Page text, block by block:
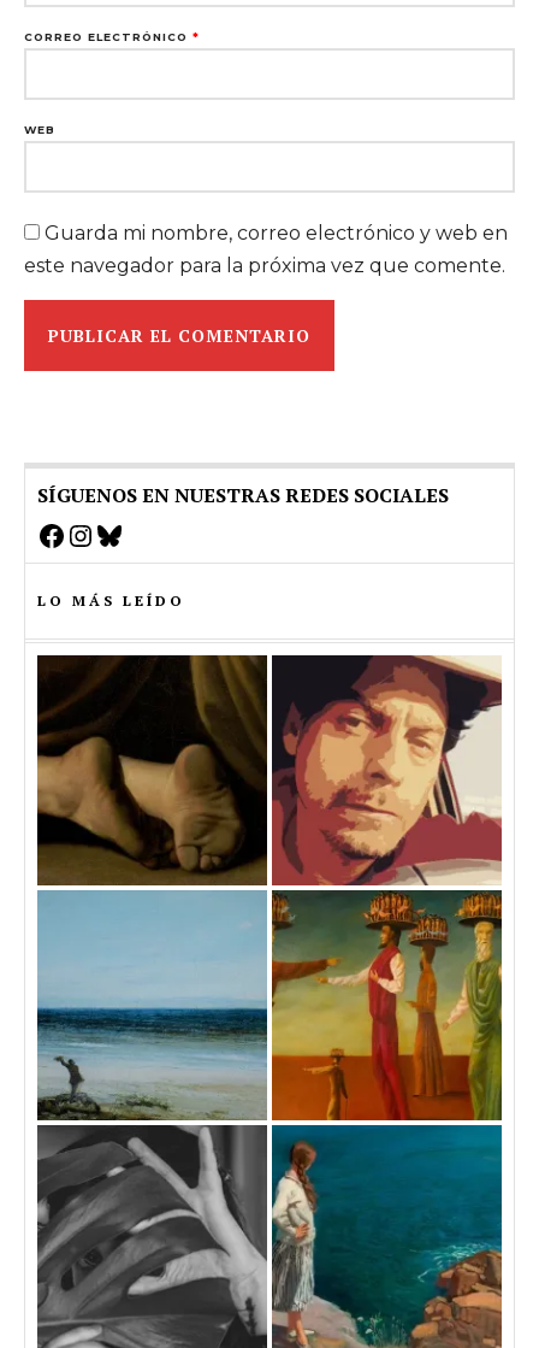
CORREO ELECTRÓNICO *
WEB
Guarda mi nombre, correo electrónico y web en
este navegador para la próxima vez que comente.
SÍGUENOS EN NUESTRAS REDES SOCIALES
Facebook
Instagram
Bluesky
LO MÁS LEÍDO